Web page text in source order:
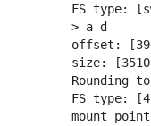
FS type:
  > a d
offset:
size:
Rounding
FS type:
mount